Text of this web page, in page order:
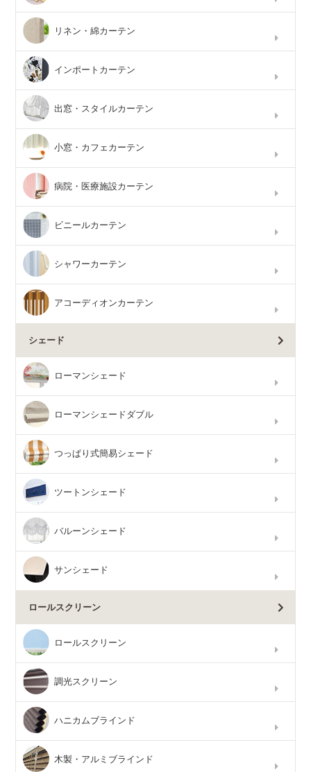
リネン・綿カーテン
インポートカーテン
出窓・スタイルカーテン
小窓・カフェカーテン
病院・医療施設カーテン
ビニールカーテン
シャワーカーテン
アコーディオンカーテン
シェード
ローマンシェード
ローマンシェードダブル
つっぱり式簡易シェード
ツートンシェード
バルーンシェード
サンシェード
ロールスクリーン
ロールスクリーン
調光スクリーン
ハニカムブラインド
木製・アルミブラインド